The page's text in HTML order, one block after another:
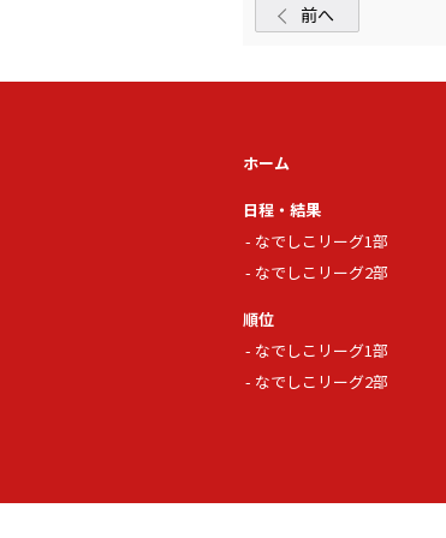
前へ
ホーム
日程・結果
なでしこリーグ1部
なでしこリーグ2部
順位
なでしこリーグ1部
なでしこリーグ2部